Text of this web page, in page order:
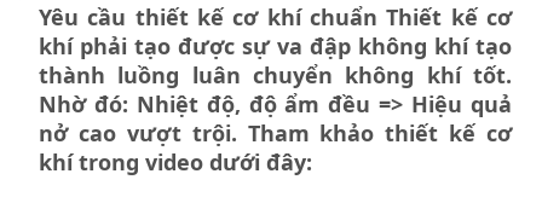
Yêu cầu thiết kế cơ khí chuẩn Thiết kế cơ
khí phải tạo được sự va đập không khí tạo
thành luồng luân chuyển không khí tốt.
Nhờ đó: Nhiệt độ, độ ẩm đều => Hiệu quả
nở cao vượt trội. Tham khảo thiết kế cơ
khí trong video dưới đây: